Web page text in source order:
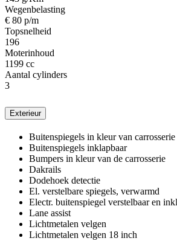
Wegenbelasting
€ 80 p/m
Topsnelheid
196
Moterinhoud
1199 cc
Aantal cylinders
3
Exterieur
Buitenspiegels in kleur van carrosserie
Buitenspiegels inklapbaar
Bumpers in kleur van de carrosserie
Dakrails
Dodehoek detectie
El. verstelbare spiegels, verwarmd
Electr. buitenspiegel verstelbaar en
Lane assist
Lichtmetalen velgen
Lichtmetalen velgen 18 inch